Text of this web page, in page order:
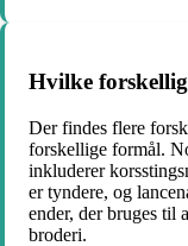
Hvilke
Der findes flere
forskellige formål.
inkluderer
er tyndere, og
ender, der bruges til
broderi.